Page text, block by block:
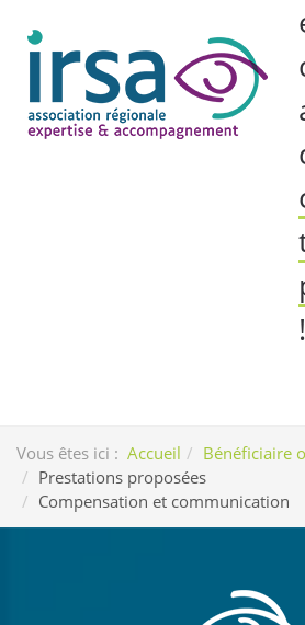
!
Vous êtes ici : Accueil
Bénéficiaire
Prestations proposées
Compensation et communication